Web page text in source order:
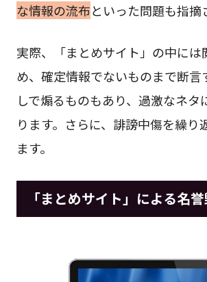
な情報の流布といった問題も指摘
実際、「まとめサイト」の中には
め、確定情報でないものまで断言
しで煽るものもあり、過激なネタ
ります。さらに、誹謗中傷を繰り
ます。
「まとめサイト」による名